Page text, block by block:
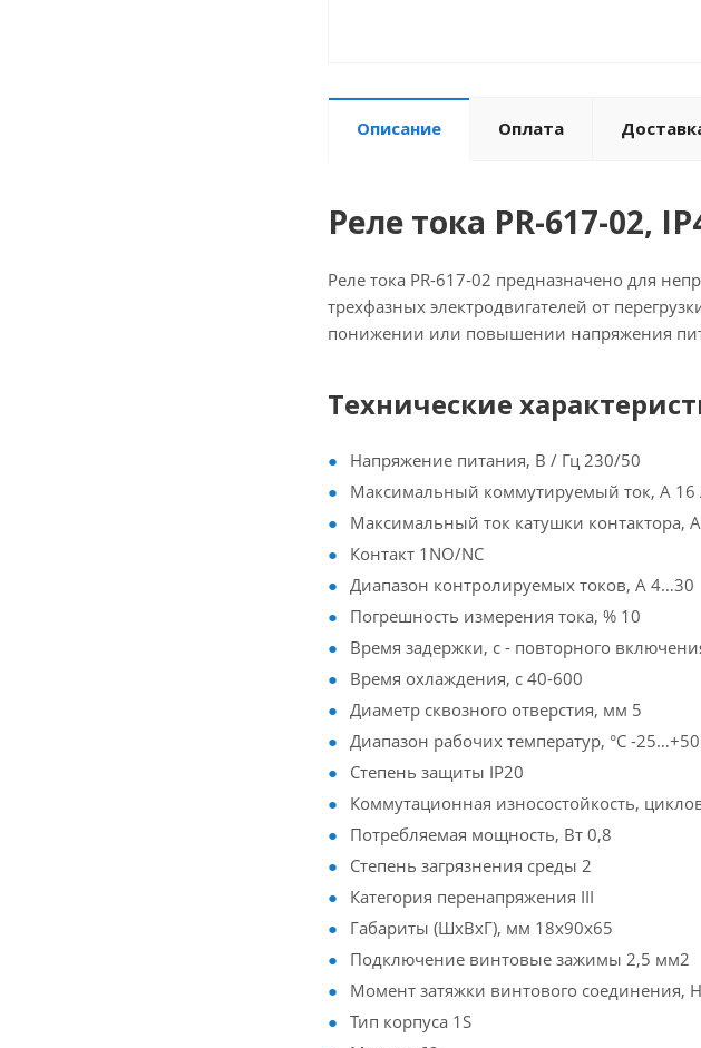
Описание Оплата
Реле тока PR-617-02,
Реле тока PR-617-02 предназначено для
трехфазных электродвигателей от
понижении или повышении напряжения
Технические
Напряжение питания, В / Гц 230/50
Максимальный коммутируемый ток, А 16
Максимальный ток катушки контактора,
Контакт 1NO/NC
Диапазон контролируемых токов, А 4…30
Погрешность измерения тока, % 10
Время задержки, с - повторного
Время охлаждения, с 40-600
Диаметр сквозного отверстия, мм 5
Диапазон рабочих температур, °С -25…+50
Степень защиты IP20
Коммутационная износостойкость,
Потребляемая мощность, Вт 0,8
Степень загрязнения среды 2
Категория перенапряжения III
Габариты (ШхВхГ), мм 18х90х65
Подключение винтовые зажимы 2,5 мм2
Момент затяжки винтового соединения,
Тип корпуса 1S